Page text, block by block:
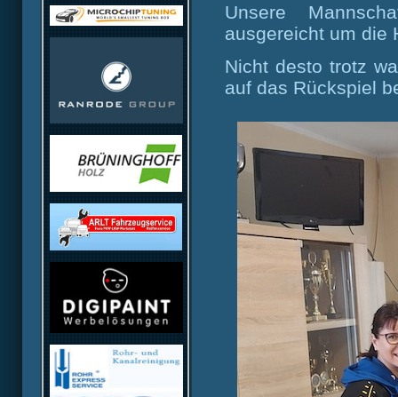
Unsere
ausgereicht um die
Nicht desto trotz
auf das Rückspiel